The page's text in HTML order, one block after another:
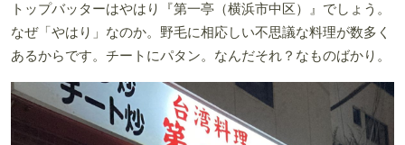
トップバッターはやはり『第一亭（横浜市中区）』でしょう。
なぜ「やはり」なのか。野毛に相応しい不思議な料理が数多く
あるからです。チートにパタン。なんだそれ？なものばかり。